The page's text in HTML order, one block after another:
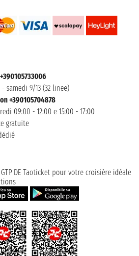
samedi 9/13 (32 linee)
+390105704878
09:00 - 12:00 e 15:00 - 17:00
gratuite
DE Taoticket pour votre croisière idéale